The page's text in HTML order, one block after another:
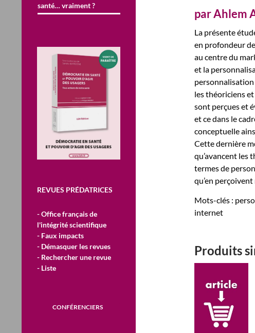
par Ahlem
La présente
en profondeur
au centre du
et la
personnalisation
les théoriciens et
sont perçues et
et ce dans le
conceptuelle
Cette dernière
qu’avancent les
termes de
qu’en
Mots-clés :
internet
Produits
santé… vraiment ?
REVUES PRÉDATRICES
- Office français de
l'intégrité scientifique
- Faux impacts
- Démasquer les revues
- Rechercher une revue
- Liste
CONFÉRENCIERS